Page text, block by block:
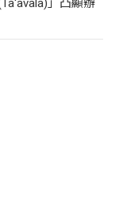
」凸顯辦